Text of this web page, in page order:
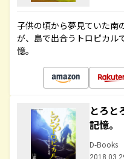
子供の頃から夢見ていた南
が、島で出合うトロピカル
憶。
とろと
記憶
D-Books